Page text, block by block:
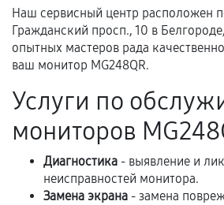
Самостоятельный ремонт или
третьих лиц.
Естественный износ деталей,
предусмотрено отдельно.
Обращение после окончания
срока.
Программные сбои, если это не
отдельных условиях.
Наш сервисный центр расположен
Гражданский просп., 10 в
опытных мастеров рада
ваш монитор MG248QR.
Услуги по
мониторов
Диагностика - выявление и
неисправностей монитора.
Замена экрана - замена